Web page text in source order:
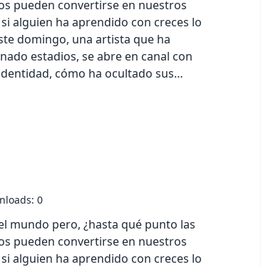
pueden convertirse en nuestros
alguien ha aprendido con creces lo
domingo, una artista que ha
estadios, se abre en canal con
cómo ha ocultado sus
nueva vida tras acudir a terapia. Si
No te pierdas nuestra
LA VEA” en la que descubriremos
regalo, ¡y atento! Porque del 15 al 29
la tasación de tus muebles por su
semana al bote que sortearemos
redes sociales.
0
mundo pero, ¿hasta qué punto las
pueden convertirse en nuestros
alguien ha aprendido con creces lo